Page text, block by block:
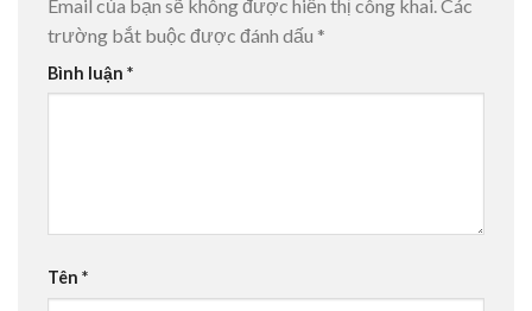
Email của bạn sẽ không được hiển thị công khai. Các
trường bắt buộc được đánh dấu *
Bình luận *
Tên *